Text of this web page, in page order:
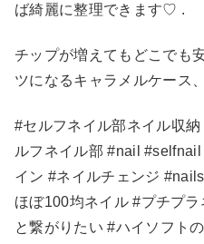
ば綺麗に整理できます♡ .
チップが増えてもどこでも
ツになるキャラメルケース
#セルフネイル部ネイル収
ルフネイル部 #nail
イン #ネイルチェンジ
ほぼ100均ネイル #プチプ
と繋がりたい #ハイソフト